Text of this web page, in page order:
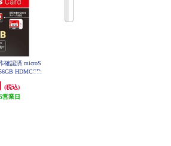
確認済 microS
HDMCSD
(税込)
5営業日